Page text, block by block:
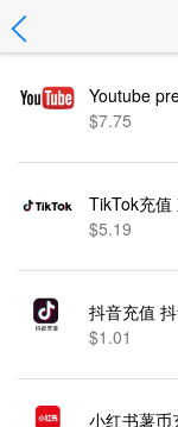
Youtube
$7.75
TikTok充值
$5.19
抖音充值
$1.01
小红书薯币